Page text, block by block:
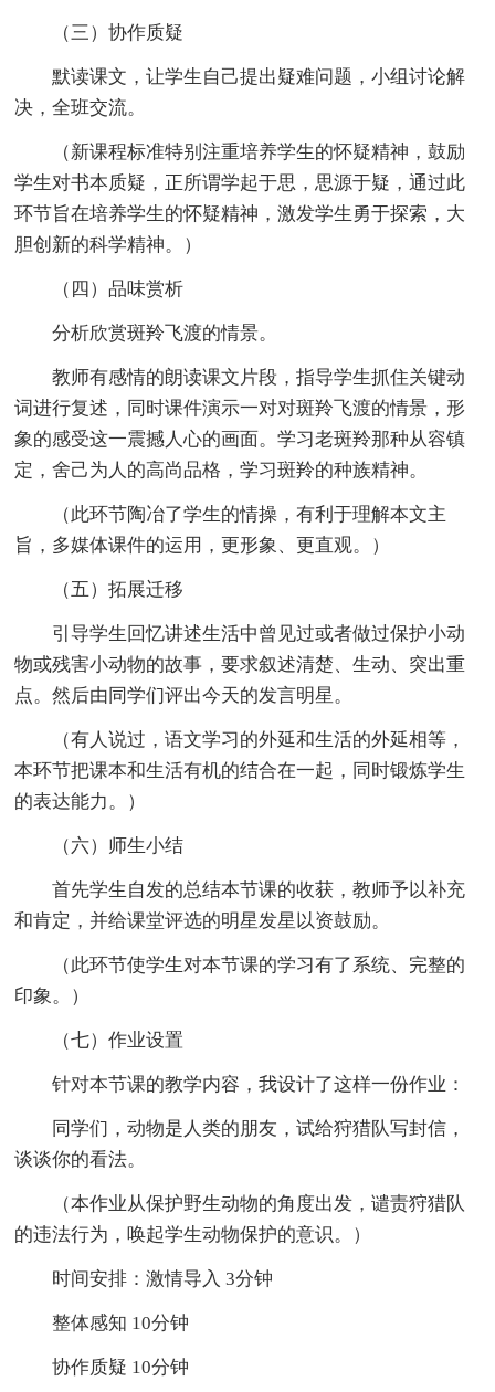
（三）协作质疑
默读课文，让学生自己提出疑难问题，小组讨论解
决，全班交流。
（新课程标准特别注重培养学生的怀疑精神，鼓励
学生对书本质疑，正所谓学起于思，思源于疑，通过此
环节旨在培养学生的怀疑精神，激发学生勇于探索，大
胆创新的科学精神。）
（四）品味赏析
分析欣赏斑羚飞渡的情景。
教师有感情的朗读课文片段，指导学生抓住关键动
词进行复述，同时课件演示一对对斑羚飞渡的情景，形
象的感受这一震撼人心的画面。学习老斑羚那种从容镇
定，舍己为人的高尚品格，学习斑羚的种族精神。
（此环节陶冶了学生的情操，有利于理解本文主
旨，多媒体课件的运用，更形象、更直观。）
（五）拓展迁移
引导学生回忆讲述生活中曾见过或者做过保护小动
物或残害小动物的故事，要求叙述清楚、生动、突出重
点。然后由同学们评出今天的发言明星。
（有人说过，语文学习的外延和生活的外延相等，
本环节把课本和生活有机的结合在一起，同时锻炼学生
的表达能力。）
（六）师生小结
首先学生自发的总结本节课的收获，教师予以补充
和肯定，并给课堂评选的明星发星以资鼓励。
（此环节使学生对本节课的学习有了系统、完整的
印象。）
（七）作业设置
针对本节课的教学内容，我设计了这样一份作业：
同学们，动物是人类的朋友，试给狩猎队写封信，
谈谈你的看法。
（本作业从保护野生动物的角度出发，谴责狩猎队
的违法行为，唤起学生动物保护的意识。）
时间安排：激情导入 3分钟
整体感知 10分钟
协作质疑 10分钟